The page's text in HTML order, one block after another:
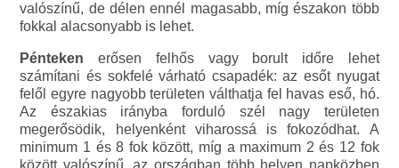
valószínű, de délen ennél magasabb, míg északon több
fokkal alacsonyabb is lehet.
Pénteken erősen felhős vagy borult időre lehet
számítani és sokfelé várható csapadék: az esőt nyugat
felől egyre nagyobb területen válthatja fel havas eső, hó.
Az északias irányba forduló szél nagy területen
megerősödik, helyenként viharossá is fokozódhat. A
minimum 1 és 8 fok között, míg a maximum 2 és 12 fok
között valószínű, az országban több helyen napközben